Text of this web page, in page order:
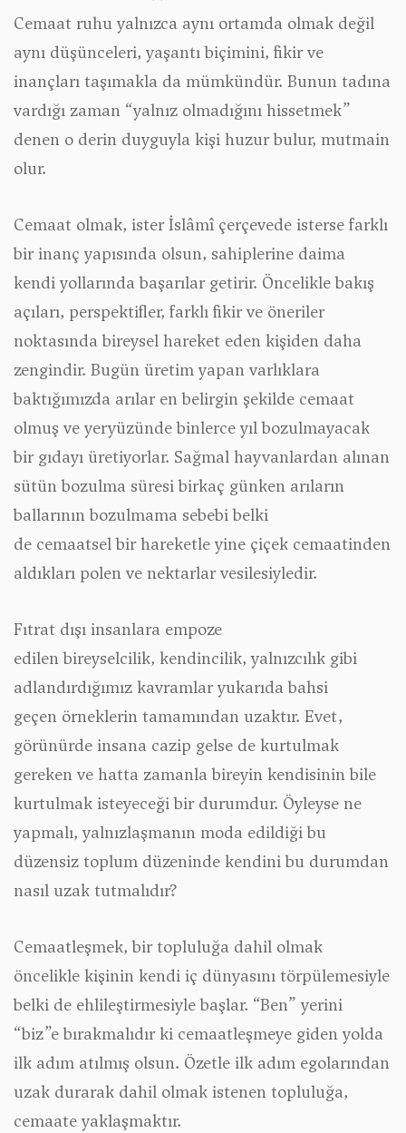
Cemaat ruhu yalnızca aynı ortamda olmak değil
aynı düşünceleri, yaşantı biçimini, fikir ve
inançları taşımakla da mümkündür. Bunun tadına
vardığı zaman “yalnız olmadığını hissetmek”
denen o derin duyguyla kişi huzur bulur, mutmain
olur.
Cemaat olmak, ister İslâmî çerçevede isterse farklı
bir inanç yapısında olsun, sahiplerine daima
kendi yollarında başarılar getirir. Öncelikle bakış
açıları, perspektifler, farklı fikir ve öneriler
noktasında bireysel hareket eden kişiden daha
zengindir. Bugün üretim yapan varlıklara
baktığımızda arılar en belirgin şekilde cemaat
olmuş ve yeryüzünde binlerce yıl bozulmayacak
bir gıdayı üretiyorlar. Sağmal hayvanlardan alınan
sütün bozulma süresi birkaç günken arıların
ballarının bozulmama sebebi belki
de cemaatsel bir hareketle yine çiçek cemaatinden
aldıkları polen ve nektarlar vesilesiyledir.
Fıtrat dışı insanlara empoze
edilen bireyselcilik, kendincilik, yalnızcılık gibi
adlandırdığımız kavramlar yukarıda bahsi
geçen örneklerin tamamından uzaktır. Evet,
görünürde insana cazip gelse de kurtulmak
gereken ve hatta zamanla bireyin kendisinin bile
kurtulmak isteyeceği bir durumdur. Öyleyse ne
yapmalı, yalnızlaşmanın moda edildiği bu
düzensiz toplum düzeninde kendini bu durumdan
nasıl uzak tutmalıdır?
Cemaatleşmek, bir topluluğa dahil olmak
öncelikle kişinin kendi iç dünyasını törpülemesiyle
belki de ehlileştirmesiyle başlar. “Ben” yerini
“biz”e bırakmalıdır ki cemaatleşmeye giden yolda
ilk adım atılmış olsun. Özetle ilk adım egolarından
uzak durarak dahil olmak istenen topluluğa,
cemaate yaklaşmaktır.